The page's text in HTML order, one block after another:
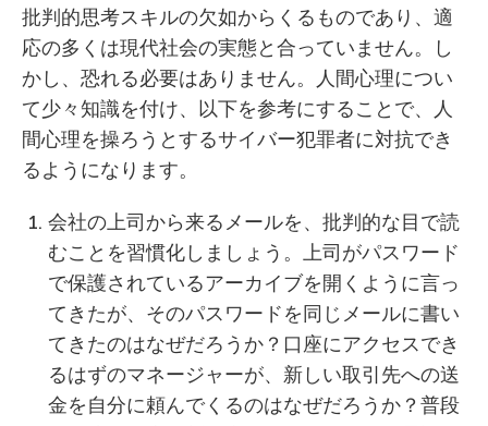
批判的思考スキルの欠如からくるものであり、適
応の多くは現代社会の実態と合っていません。し
かし、恐れる必要はありません。人間心理につい
て少々知識を付け、以下を参考にすることで、人
間心理を操ろうとするサイバー犯罪者に対抗でき
るようになります。
会社の上司から来るメールを、批判的な目で読
むことを習慣化しましょう。上司がパスワード
で保護されているアーカイブを開くように言っ
てきたが、そのパスワードを同じメールに書い
てきたのはなぜだろうか？口座にアクセスでき
るはずのマネージャーが、新しい取引先への送
金を自分に頼んでくるのはなぜだろうか？普段